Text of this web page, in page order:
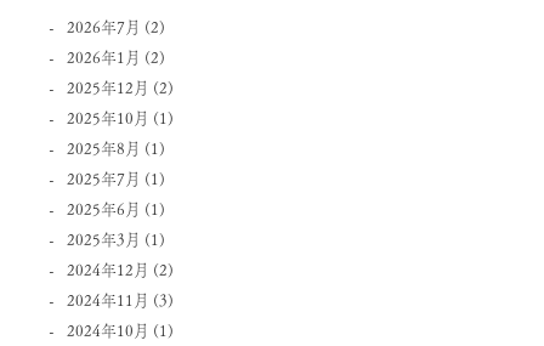
2026年7月 (2)
2026年1月 (2)
2025年12月 (2)
2025年10月 (1)
2025年8月 (1)
2025年7月 (1)
2025年6月 (1)
2025年3月 (1)
2024年12月 (2)
2024年11月 (3)
2024年10月 (1)